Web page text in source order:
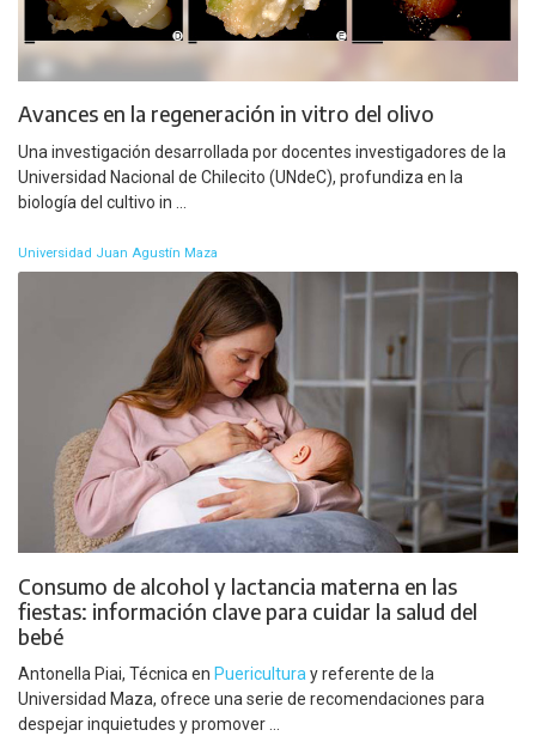
Avances en la regeneración in vitro del olivo
Una investigación desarrollada por docentes investigadores de la
Universidad Nacional de Chilecito (UNdeC), profundiza en la
biología del cultivo in ...
Universidad Juan Agustín Maza
Consumo de alcohol y lactancia materna en las
fiestas: información clave para cuidar la salud del
bebé
Antonella Piai, Técnica en Puericultura y referente de la
Universidad Maza, ofrece una serie de recomendaciones para
despejar inquietudes y promover ...